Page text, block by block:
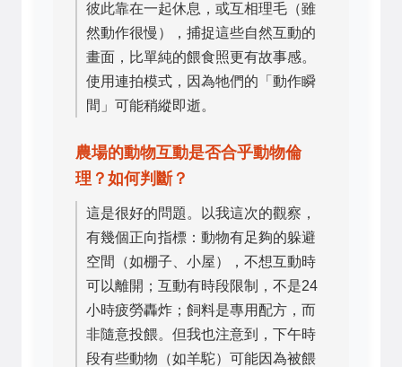
彼此靠在一起休息，或互相理毛（雖
然動作很慢），捕捉這些自然互動的
畫面，比單純的餵食照更有故事感。
使用連拍模式，因為牠們的「動作瞬
間」可能稍縱即逝。
農場的動物互動是否合乎動物倫
理？如何判斷？
這是很好的問題。以我這次的觀察，
有幾個正向指標：動物有足夠的躲避
空間（如棚子、小屋），不想互動時
可以離開；互動有時段限制，不是24
小時疲勞轟炸；飼料是專用配方，而
非隨意投餵。但我也注意到，下午時
段有些動物（如羊駝）可能因為被餵